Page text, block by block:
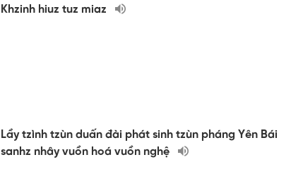
Khzinh hiuz tuz miaz
Lầy tzình tzùn duấn đài phát sinh tzùn pháng Yên Bái
sanhz nhây vuồn hoá vuồn nghệ